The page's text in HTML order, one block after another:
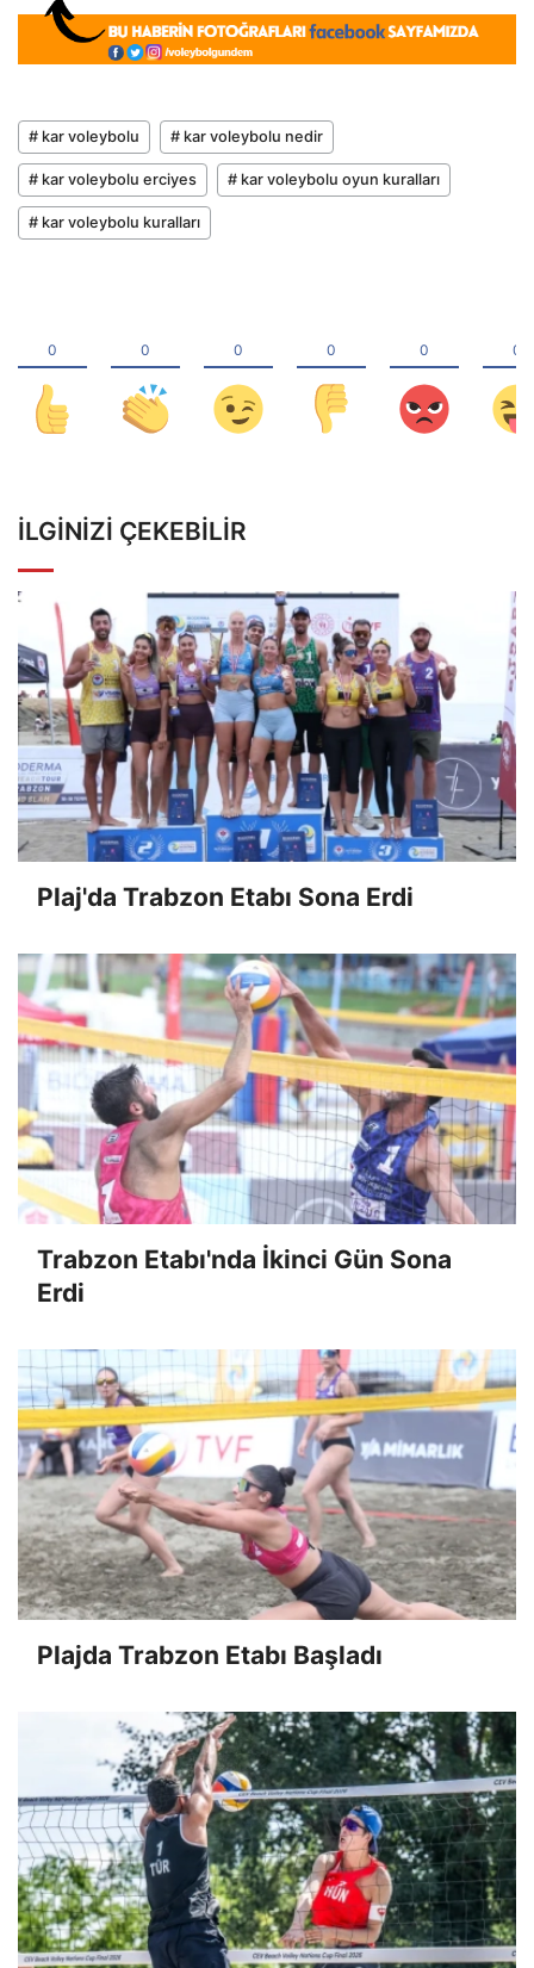
# kar voleybolu # kar voleybolu nedir
# kar voleybolu erciyes # kar voleybolu oyun kuralları
# kar voleybolu kuralları
İLGINIZI ÇEKEBILIR
Plaj'da Trabzon Etabı Sona Erdi
Trabzon Etabı'nda İkinci Gün Sona
Erdi
Plajda Trabzon Etabı Başladı